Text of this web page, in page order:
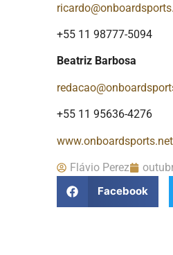
+55 11 98777-5094
Beatriz Barbosa
+55 11 95636-4276
www.onboardsports.net
Flávio Perez
Facebook